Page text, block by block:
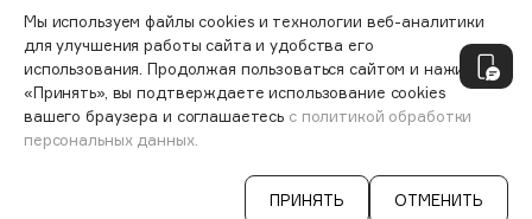
Dr.Jart+
DSD de Luxe
Dyson
СООБЩИТЬ О ПОСТУПЛЕНИИ
Мы используем файлы cookies и технологии веб-аналитики
для улучшения работы сайта и удобства его
использования. Продолжая пользоваться сайтом и нажимая
«Принять», вы подтверждаете использование cookies
вашего браузера и соглашаетесь с политикой обработки
персональных данных.
ПРИНЯТЬ ОТМЕНИТЬ